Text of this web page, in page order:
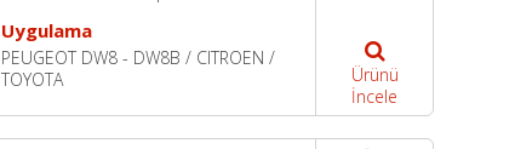
Uygulama
PEUGEOT DW8 - DW8B / CITROEN /
TOYOTA
Ürünü
İncele